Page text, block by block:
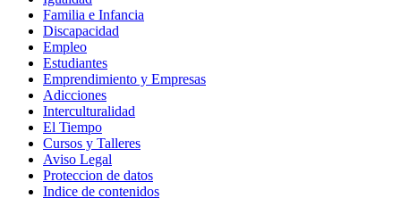
Familia e Infancia
Discapacidad
Empleo
Estudiantes
Emprendimiento y Empresas
Adicciones
Interculturalidad
El Tiempo
Cursos y Talleres
Aviso Legal
Proteccion de datos
Indice de contenidos